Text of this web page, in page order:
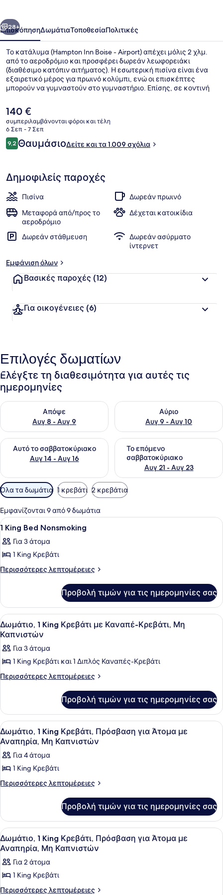
Επόμενο
28+
ΕπισκόπησηΔωμάτιαΤοποθεσίαΠολιτικές
Το κατάλυμα (Hampton Inn Boise - Airport) απέχει μόλις 2 χλμ.
από το αεροδρόμιο και προσφέρει δωρεάν λεωφορειάκι
(διαθέσιμο κατόπιν αιτήματος). Η εσωτερική πισίνα είναι ένα
εξαιρετικό μέρος για πρωινό κολύμπι, ενώ οι επισκέπτες
μπορούν να γυμναστούν στο γυμναστήριο. Επίσης, σε κοντινή
Πανεπιστήμιο Boise και Υδάτινο Πάρκο Roaring Springs
Waterpark. Άλλοι ταξιδιώτες λένε εξαιρετικά πράγματα για το
εξυπηρετικό προσωπικό.
Η
τρέχουσα
τιμή
είναι
140 €
140 €
συμπεριλαμβάνονται φόροι και τέλη
6 Σεπ - 7 Σεπ
Σχόλια
9,29,2 στα 10
ΘαυμάσιοΔείτε και τα 1.009 σχόλια
Δημοφιλείς παροχές
Πισίνα
Δωρεάν πρωινό
Μεταφορά από/προς το
αεροδρόμιο
Δέχεται κατοικίδια
Δωρεάν στάθμευση
Δωρεάν ασύρματο
ίντερνετ
Εμφάνιση όλων
Βασικές παροχές (12)
Για οικογένειες (6)
Επιλογές δωματίων
Ελέγξτε τη διαθεσιμότητα για αυτές τις
ημερομηνίες
Απόψε
Αυγ 8 - Αυγ 9
Έλεγχος διαθεσιμότητας για απόψε Αυγ 8 - Αυγ 9
Αύριο
Αυγ 9 - Αυγ 10
Έλεγχος διαθεσιμότητας
Αυτό το σαββατοκύριακο
Αυγ 14 - Αυγ 16
Έλεγχος διαθεσιμότητας για αυτό το σαββατοκύριακο Αυγ
Το επόμενο
σαββατοκύριακο
Αυγ 21 - Αυγ 23
Έλεγχος διαθεσιμότητας
Διαθέσιμα
φίλτρα
για
τα
δωμάτια
Όλα τα δωμάτια 1 κρεβάτι 2 κρεβάτια
Εμφανίζονται 9 από 9 δωμάτια
Προβολή
όλων
των
φωτογραφιών
για
Bed
Nonsmoking
2
1 King Bed Nonsmoking
Για 3 άτομα
1 King Κρεβάτι
Περισσότερες λεπτομέρειες
Περισσότερες
King
Bed
Nonsmoking
Προβολή τιμών για τις ημερομηνίες σας
Προβολή
όλων
των
φωτογραφιών
για
Δωμάτιο,
Κρεβάτι
με
Καναπέ-
Κρεβάτι,
Μη
Καπνιστών
Ένας κίτρινος καναπές με ένα
4
Δωμάτιο, 1 King Κρεβάτι με Καναπέ-Κρεβάτι, Μη
Καπνιστών
Για 3 άτομα
1 King Κρεβάτι και 1 Διπλός Καναπές-Κρεβάτι
Περισσότερες λεπτομέρειες
Περισσότερες
1
King
Κρεβάτι
με
Καναπέ-
Κρεβάτι,
Μη
Καπνιστών
Προβολή τιμών για τις ημερομηνίες σας
Προβολή
όλων
των
φωτογραφιών
για
Δωμάτιο,
Κρεβάτι,
Πρόσβαση
για
Άτομα
με
Αναπηρία,
Μη
Ένα δωμάτιο ξενοδοχείου με ένα
5
Δωμάτιο, 1 King Κρεβάτι, Πρόσβαση για Άτομα με
Αναπηρία, Μη Καπνιστών
Για 4 άτομα
1 King Κρεβάτι
Περισσότερες λεπτομέρειες
Περισσότερες
1
King
Κρεβάτι,
Πρόσβαση
Άτομα
με
Αναπηρία,
Μη
Προβολή τιμών για τις ημερομηνίες σας
Προβολή
όλων
των
φωτογραφιών
για
Δωμάτιο,
Ένα δωμάτιο ξενοδοχείου με ένα
3
Δωμάτιο, 1 King Κρεβάτι, Πρόσβαση για Άτομα με
Αναπηρία, Μη Καπνιστών
Για 2 άτομα
1 King Κρεβάτι
Περισσότερες λεπτομέρειες
Περισσότερες